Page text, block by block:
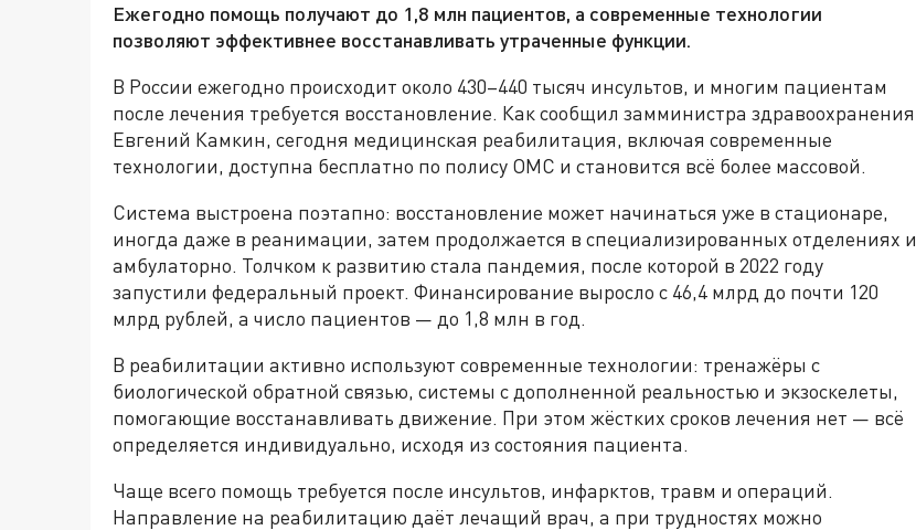
Ежегодно помощь получают до 1,8 млн пациентов, а современные технологии
позволяют эффективнее восстанавливать утраченные функции.
В России ежегодно происходит около 430–440 тысяч инсультов, и многим пациентам
после лечения требуется восстановление. Как сообщил замминистра здравоохранения
Евгений Камкин, сегодня медицинская реабилитация, включая современные
технологии, доступна бесплатно по полису ОМС и становится всё более массовой.
Система выстроена поэтапно: восстановление может начинаться уже в стационаре,
иногда даже в реанимации, затем продолжается в специализированных отделениях и
амбулаторно. Толчком к развитию стала пандемия, после которой в 2022 году
запустили федеральный проект. Финансирование выросло с 46,4 млрд до почти 120
млрд рублей, а число пациентов — до 1,8 млн в год.
В реабилитации активно используют современные технологии: тренажёры с
биологической обратной связью, системы с дополненной реальностью и экзоскелеты,
помогающие восстанавливать движение. При этом жёстких сроков лечения нет — всё
определяется индивидуально, исходя из состояния пациента.
Чаще всего помощь требуется после инсультов, инфарктов, травм и операций.
Направление на реабилитацию даёт лечащий врач, а при трудностях можно